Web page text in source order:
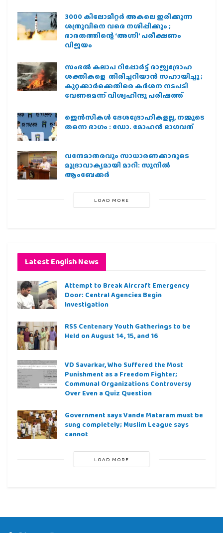
3000 കിലോമീറ്റർ അകലെ ഇരിക്കുന്ന
ശത്രുവിനെ വരെ നശിപ്പിക്കും ;
ഭാരതത്തിന്റെ ‘അഗ്നി’ പരീക്ഷണം
വിജയം
സംഭൽ കലാപ റിപ്പോർട്ട് രാജ്യദ്രോഹ
ശക്തികളെ തിരിച്ചറിയാൻ സഹായിച്ചു ;
കുറ്റക്കാർക്കെതിരെ കർശന നടപടി
വേണമെന്ന് വിശ്വഹിന്ദു പരിഷത്ത്
ജെന്‍സികള്‍ ദേശദ്രോഹികളല്ല, നമ്മുടെ
തന്നെ ഭാഗം : ഡോ. മോഹന്‍ ഭാഗവത്
വന്ദേമാതരവും സാധാരണക്കാരുടെ
മുദ്രാവാക്യമായി മാറി: സുനിൽ
ആംബേക്കർ
LOAD MORE
Latest English News
Attempt to Break Aircraft Emergency
Door: Central Agencies Begin
Investigation
RSS Centenary Youth Gatherings to be
Held on August 14, 15, and 16
VD Savarkar, Who Suffered the Most
Punishment as a Freedom Fighter;
Communal Organizations Controversy
Over Even a Quiz Question
Government says Vande Mataram must be
sung completely; Muslim League says
cannot
LOAD MORE